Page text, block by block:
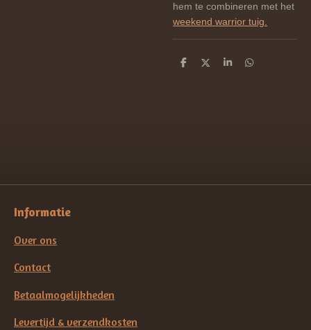
hem te combineren met het
weekend warrior tuig.
D
D
S
D
Informatie
Over ons
Contact
Betaalmogelijkheden
Levertijd & verzendkosten